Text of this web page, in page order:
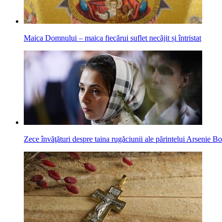
Maica Domnului – maica fiecărui suflet necăjit și întristat
Zece învăţături despre taina rugăciunii ale părintelui Arsenie